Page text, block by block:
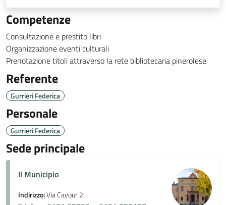
Competenze
Consultazione e prestito libri
Organizzazione eventi culturali
Prenotazione titoli attraverso la rete bibliotecaria pinerolese
Referente
Gurrieri Federica
Personale
Gurrieri Federica
Sede principale
Il Municipio
Indirizzo:Via Cavour 2